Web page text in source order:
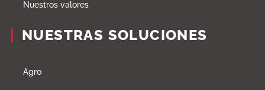
Nuestros valores
NUESTRAS SOLUCIONES
Agro